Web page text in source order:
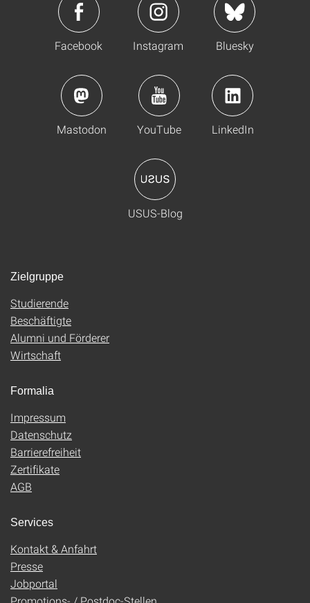
Facebook Instagram Bluesky
Mastodon YouTube LinkedIn
USUS-Blog
Zielgruppe
Studierende
Beschäftigte
Alumni und Förderer
Wirtschaft
Formalia
Impressum
Datenschutz
Barrierefreiheit
Zertifikate
AGB
Services
Kontakt & Anfahrt
Presse
Jobportal